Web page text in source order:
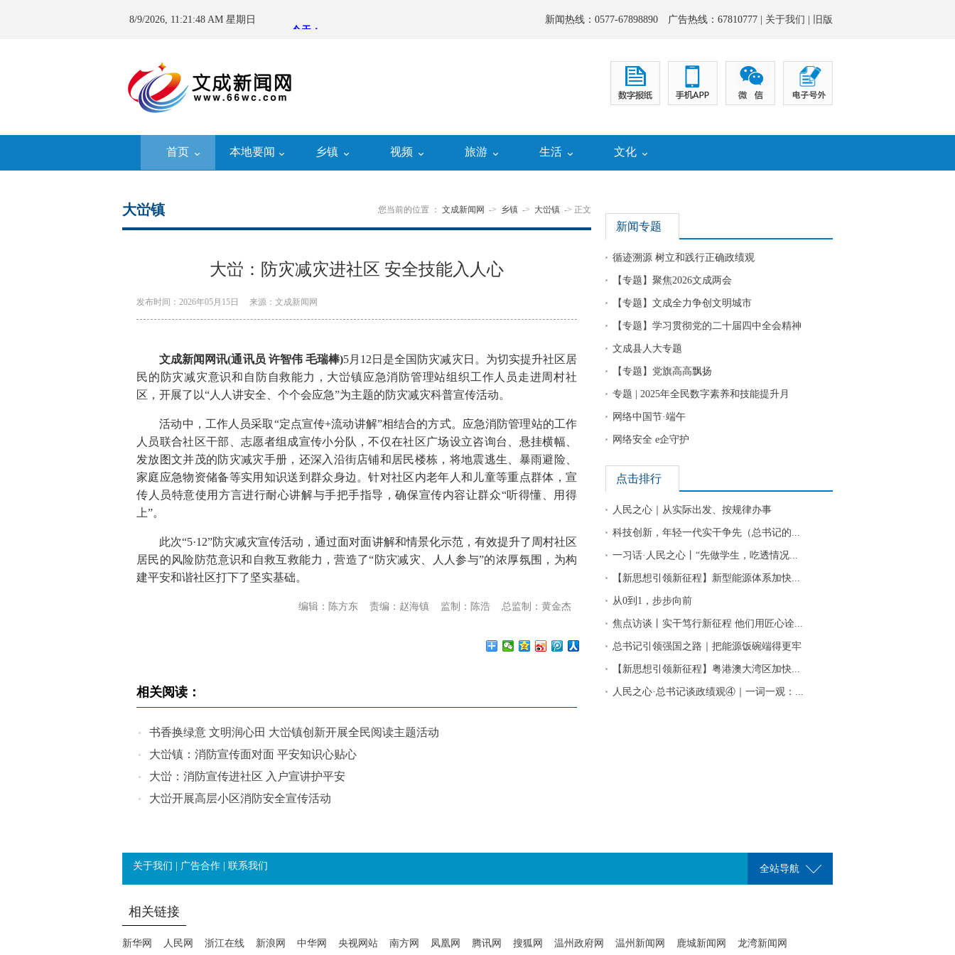
8/9/2026, 11:21:49 AM 星期日 新闻热线：0577-67898890 广告热线：67810777 | 关于我们 旧版
首页 本地要闻 乡镇 视频 旅游 生活 文化
您当前的位置 ： 文成新闻网 -> 乡镇 -> 大峃镇 -> 正文
大峃镇
大峃：防灾减灾进社区 安全技能入人心
发布时间：2026年05月15日 来源：文成新闻网
文成新闻网讯(通讯员 许智伟 毛瑞棒)5月12日是全国防灾减灾日。为切实提升社区居
民的防灾减灾意识和自防自救能力，大峃镇应急消防管理站组织工作人员走进周村社
区，开展了以“人人讲安全、个个会应急”为主题的防灾减灾科普宣传活动。
活动中，工作人员采取“定点宣传+流动讲解”相结合的方式。应急消防管理站的工作
人员联合社区干部、志愿者组成宣传小分队，不仅在社区广场设立咨询台、悬挂横幅、
发放图文并茂的防灾减灾手册，还深入沿街店铺和居民楼栋，将地震逃生、暴雨避险、
家庭应急物资储备等实用知识送到群众身边。针对社区内老年人和儿童等重点群体，宣
传人员特意使用方言进行耐心讲解与手把手指导，确保宣传内容让群众“听得懂、用得
上”。
此次“5·12”防灾减灾宣传活动，通过面对面讲解和情景化示范，有效提升了周村社区
居民的风险防范意识和自救互救能力，营造了“防灾减灾、人人参与”的浓厚氛围，为构
建平安和谐社区打下了坚实基础。
总监制：黄金杰
监制：陈浩
责编：赵海镇
编辑：陈方东
相关阅读：
书香换绿意 文明润心田 大峃镇创新开展全民阅读主题活动
大峃镇：消防宣传面对面 平安知识心贴心
大峃：消防宣传进社区 入户宣讲护平安
大峃开展高层小区消防安全宣传活动
新闻专题
循迹溯源 树立和践行正确政绩观
【专题】聚焦2026文成两会
【专题】文成全力争创文明城市
【专题】学习贯彻党的二十届四中全会精神
文成县人大专题
【专题】党旗高高飘扬
专题 | 2025年全民数字素养和技能提升月
网络中国节·端午
网络安全 e企守护
点击排行
人民之心｜从实际出发、按规律办事
科技创新，年轻一代实干争先（总书记的...
一习话·人民之心丨“先做学生，吃透情况...
【新思想引领新征程】新型能源体系加快...
从0到1，步步向前
焦点访谈丨实干笃行新征程 他们用匠心诠...
总书记引领强国之路｜把能源饭碗端得更牢
【新思想引领新征程】粤港澳大湾区加快...
人民之心·总书记谈政绩观④｜一词一观：...
关于我们 广告合作 联系我们 全站导航
相关链接
新华网 人民网 浙江在线 新浪网 中华网 央视网站 南方网 凤凰网 腾讯网 搜狐网 温州政府网 温州新闻网 鹿城新闻网 龙湾新闻网